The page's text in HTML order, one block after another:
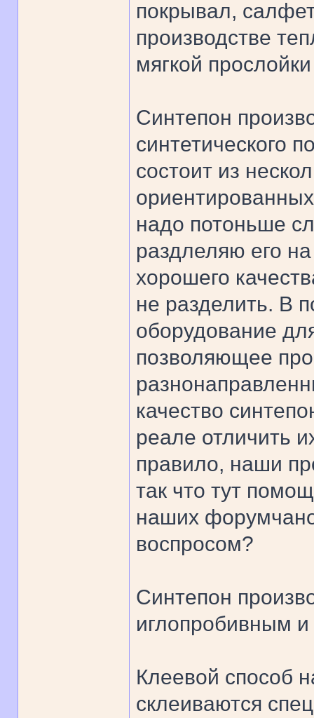
покрывал,
производстве
мягкой
Синтепон
синтетического
состоит из
надо потоньше
раздлеляю его
хорошего
не разделить. В
оборудование
позволяющее
качество
реале отличить
правило, наши
так что тут
наших
воспросом?
Синтепон
иглопробивным
Клеевой способ
склеиваются